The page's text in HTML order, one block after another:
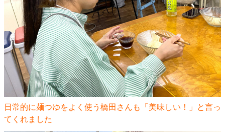
日常的に麺つゆをよく使う橋田さんも「美味しい！」と言っ
てくれました